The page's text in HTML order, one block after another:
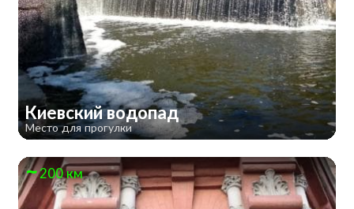
Киевский водопад
Место для прогулки
200 км